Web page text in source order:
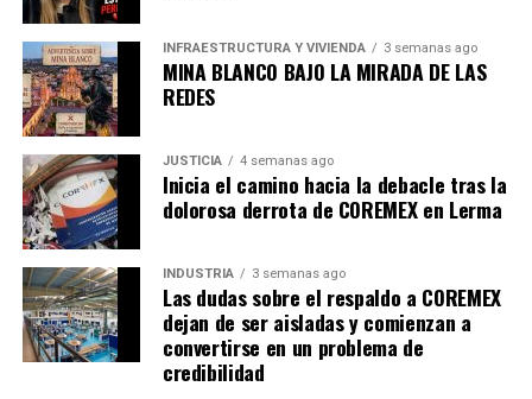
INFRAESTRUCTURA Y VIVIENDA 3 semanas ago
MINA BLANCO BAJO LA MIRADA DE LAS
REDES
JUSTICIA 4 semanas ago
Inicia el camino hacia la debacle tras la
dolorosa derrota de COREMEX en Lerma
INDUSTRIA 3 semanas ago
Las dudas sobre el respaldo a COREMEX
dejan de ser aisladas y comienzan a
convertirse en un problema de
credibilidad